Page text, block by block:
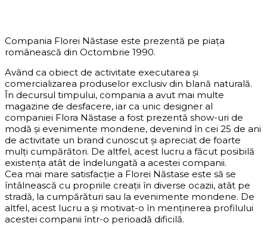
Compania Florei Năstase este prezentă pe piața
românească din Octombrie 1990.
Având ca obiect de activitate executarea și
comercializarea produselor exclusiv din blană naturală.
În decursul timpului, compania a avut mai multe
magazine de desfacere, iar ca unic designer al
companiei Flora Năstase a fost prezentă show-uri de
modă și evenimente mondene, devenind în cei 25 de ani
de activitate un brand cunoscut și apreciat de foarte
mulți cumpărători. De altfel, acest lucru a făcut posibilă
existența atât de îndelungată a acestei companii.
Cea mai mare satisfacție a Florei Năstase este să se
întâlnească cu propriile creații în diverse ocazii, atât pe
stradă, la cumpărături sau la evenimente mondene. De
altfel, acest lucru a și motivat-o în menținerea profilului
acestei companii într-o perioadă dificilă.